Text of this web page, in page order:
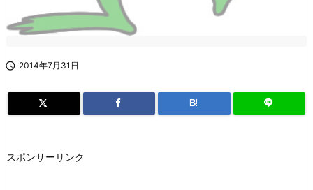
 2014年7月31日
B!
スポンサーリンク